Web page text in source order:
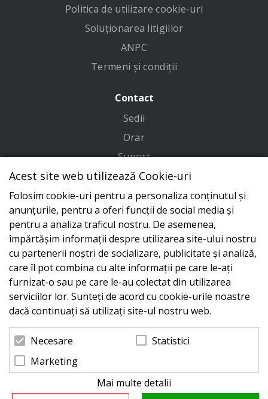
© 2026 Zeus Service case de marcat fiscale. Powered
Politica de utilizare cookie-uri
Soluționarea litigiilor
ANPC
Termeni și condiții
Contact
Sedii
Orar
Suport
Adresa
Conecteaza-te cu noi
Acest site web utilizează Cookie-uri
Folosim cookie-uri pentru a personaliza conținutul și
anunțurile, pentru a oferi funcții de social media și
pentru a analiza traficul nostru. De asemenea,
împărtășim informații despre utilizarea site-ului nostru
cu partenerii noștri de socializare, publicitate și analiză,
care îl pot combina cu alte informații pe care le-ați
furnizat-o sau pe care le-au colectat din utilizarea
serviciilor lor. Sunteți de acord cu cookie-urile noastre
dacă continuați să utilizați site-ul nostru web.
Necesare
Statistici
Marketing
Mai multe detalii